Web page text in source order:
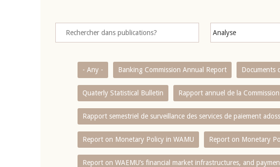
- Any - Banking Commission Annual Report Documents
Quaterly Statistical Bulletin Rapport annuel de la
Rapport semestriel de surveillance des services de paiement
Report on Monetary Policy in WAMU Report on Monetary
Report on WAEMU’s financial market infrastructures, and